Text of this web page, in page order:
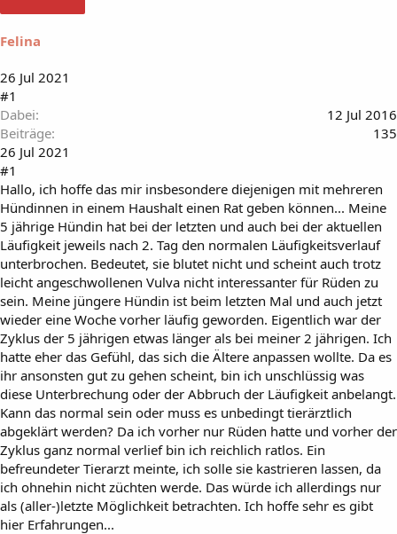
a
t
e
Felina
26 Jul 2021
#1
Dabei
12 Jul 2016
Beiträge
135
26 Jul 2021
#1
Hallo, ich hoffe das mir insbesondere diejenigen mit mehreren
Hündinnen in einem Haushalt einen Rat geben können... Meine
5 jährige Hündin hat bei der letzten und auch bei der aktuellen
Läufigkeit jeweils nach 2. Tag den normalen Läufigkeitsverlauf
unterbrochen. Bedeutet, sie blutet nicht und scheint auch trotz
leicht angeschwollenen Vulva nicht interessanter für Rüden zu
sein. Meine jüngere Hündin ist beim letzten Mal und auch jetzt
wieder eine Woche vorher läufig geworden. Eigentlich war der
Zyklus der 5 jährigen etwas länger als bei meiner 2 jährigen. Ich
hatte eher das Gefühl, das sich die Ältere anpassen wollte. Da es
ihr ansonsten gut zu gehen scheint, bin ich unschlüssig was
diese Unterbrechung oder der Abbruch der Läufigkeit anbelangt.
Kann das normal sein oder muss es unbedingt tierärztlich
abgeklärt werden? Da ich vorher nur Rüden hatte und vorher der
Zyklus ganz normal verlief bin ich reichlich ratlos. Ein
befreundeter Tierarzt meinte, ich solle sie kastrieren lassen, da
ich ohnehin nicht züchten werde. Das würde ich allerdings nur
als (aller-)letzte Möglichkeit betrachten. Ich hoffe sehr es gibt
hier Erfahrungen...